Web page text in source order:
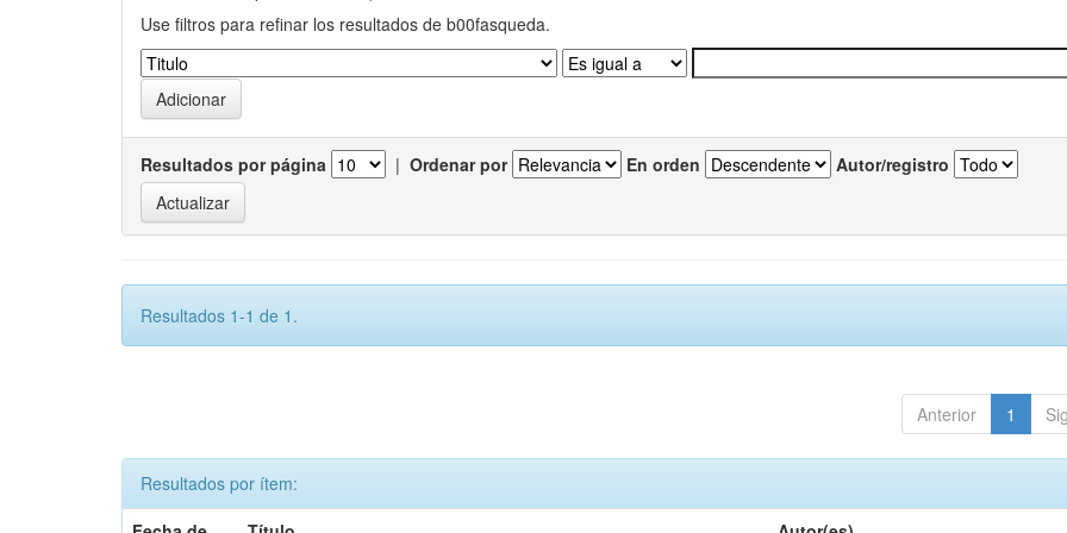
Use filtros para refinar los resultados de b00fasqueda.
Resultados por página | Ordenar por En orden Autor/registro
Resultados 1-1 de 1.
Anterior 1
Resultados por ítem: